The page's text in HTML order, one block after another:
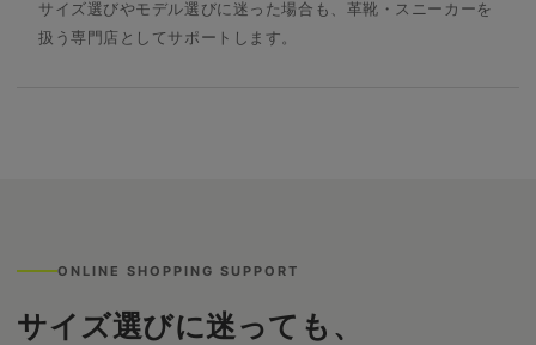
サイズ選びやモデル選びに迷った場合も、革靴・スニーカーを
扱う専門店としてサポートします。
ONLINE SHOPPING SUPPORT
サイズ選びに迷っても、